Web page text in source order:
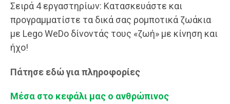
Σειρά 4 εργαστηρίων: Κατασκευάστε και
προγραμματίστε τα δικά σας ρομποτικά ζωάκια
με Lego WeDo δίνοντάς τους «ζωή» με κίνηση και
ήχο!
Πάτησε εδώ για πληροφορίες
Μέσα στο κεφάλι μας ο ανθρώπινος